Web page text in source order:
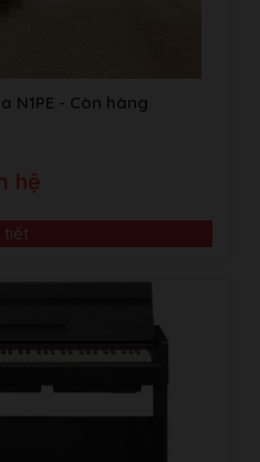
N1PE - Còn hàng
hệ
tiết